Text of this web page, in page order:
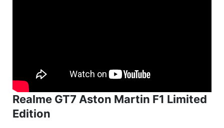
Realme GT7 Aston Martin F1 Limited
Edition